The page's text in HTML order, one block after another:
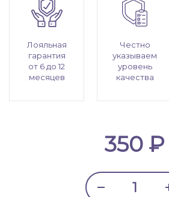
Лояльная
гарантия
от 6 до 12
месяцев
Честно
указываем
уровень
качества
350 ₽